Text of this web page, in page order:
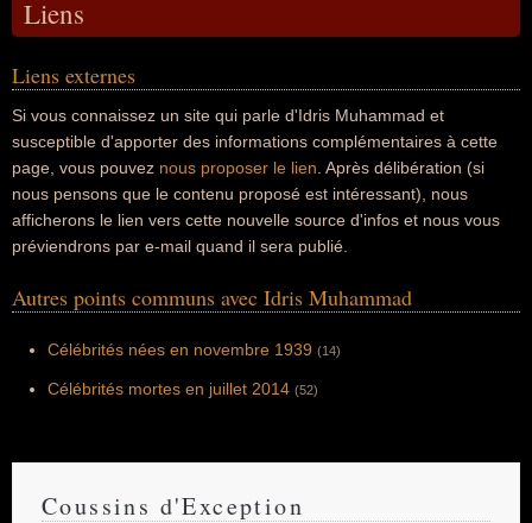
Liens
Liens externes
Si vous connaissez un site qui parle d'Idris Muhammad et
susceptible d'apporter des informations complémentaires à cette
page, vous pouvez nous proposer le lien . Après délibération (si
nous pensons que le contenu proposé est intéressant), nous
afficherons le lien vers cette nouvelle source d'infos et nous vous
préviendrons par e-mail quand il sera publié.
Autres points communs avec Idris Muhammad
Célébrités nées en novembre 1939 (14)
Célébrités mortes en juillet 2014 (52)
Coussins d'Exception